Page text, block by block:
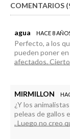
COMENTARIOS
agua HACE 8
Perfecto, a los
pueden poner en
afectados. Cierto
mucho campo
se aburre, pues
MIRMILLON
¿Y los
peleas de gallos
. Luego no creo